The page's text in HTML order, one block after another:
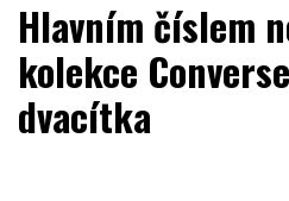
Hlavním číslem
kolekce
dvacítka